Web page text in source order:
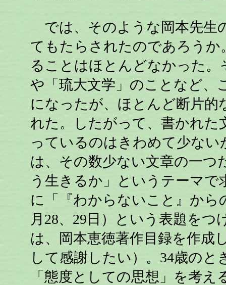
では、そのような岡本先生
てもたらされたのであろう
ることはほとんどなかった
や「琉大文学」のことなど、
になったが、ほとんど断片的
れた。したがって、書かれた
っているのはきわめて少な
は、その数少ない文章の一つ
う生きるか」というテーマ
に「『わからないこと』から
月28、29日）という表題を
は、岡本恵徳著作目録を作成
して感謝したい）。34歳の
「態度としての思想」を考